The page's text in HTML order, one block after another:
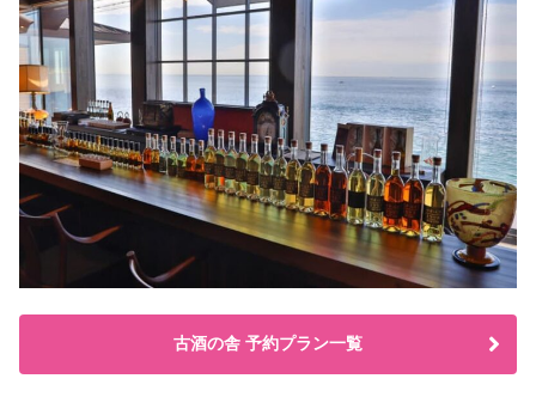
古酒の舎 予約プラン一覧